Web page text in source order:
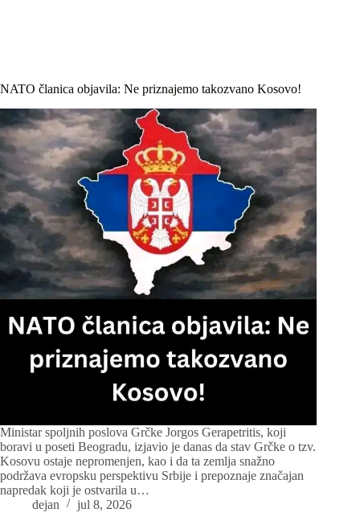
NATO članica objavila: Ne priznajemo takozvano Kosovo!
Ministar spoljnih poslova Grčke Jorgos Gerapetritis, koji
boravi u poseti Beogradu, izjavio je danas da stav Grčke o tzv.
Kosovu ostaje nepromenjen, kao i da ta zemlja snažno
podržava evropsku perspektivu Srbije i prepoznaje značajan
napredak koji je ostvarila u…
dejan
jul 8, 2026